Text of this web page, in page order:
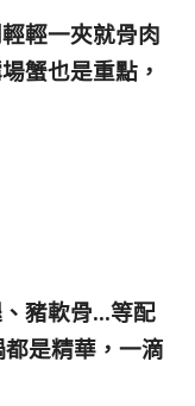
輕一夾就骨肉
蟹也是重點，
豬軟骨…等配
是精華，一滴